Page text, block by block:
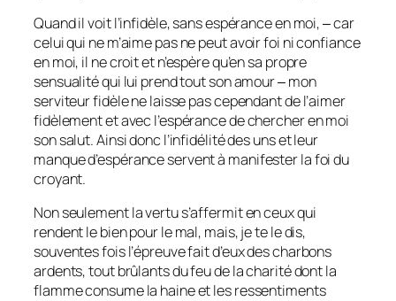
Quand il voit l’infidèle, sans espérance en moi, ‒ car
celui qui ne m’aime pas ne peut avoir foi ni confiance
en moi, il ne croit et n’espère qu’en sa propre
sensualité qui lui prend tout son amour ‒ mon
serviteur fidèle ne laisse pas cependant de l’aimer
fidèlement et avec l’espérance de chercher en moi
son salut. Ainsi donc l’infidélité des uns et leur
manque d’espérance servent à manifester la foi du
croyant.
Non seulement la vertu s’affermit en ceux qui
rendent le bien pour le mal, mais, je te le dis,
souventes fois l’épreuve fait d’eux des charbons
ardents, tout brûlants du feu de la charité dont la
flamme consume la haine et les ressentiments